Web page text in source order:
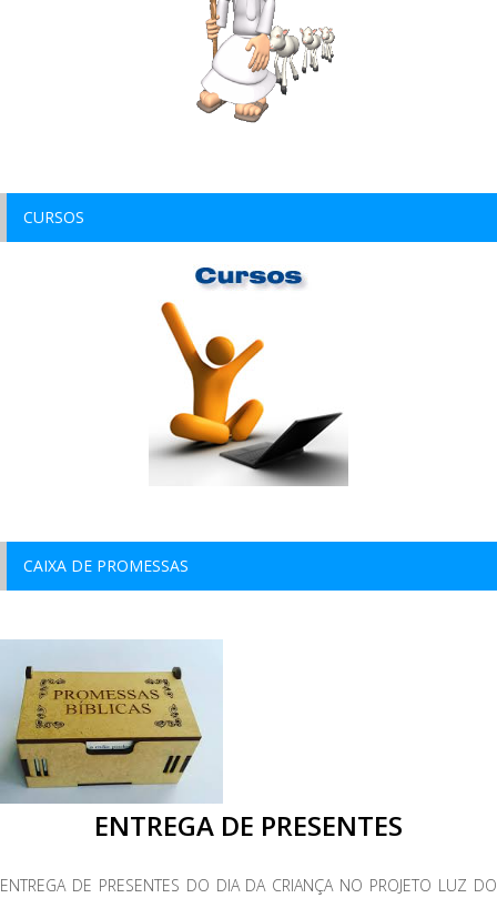
CURSOS
CAIXA DE PROMESSAS
ENTREGA DE PRESENTES
ENTREGA DE PRESENTES DO DIA DA CRIANÇA NO PROJETO LUZ DO